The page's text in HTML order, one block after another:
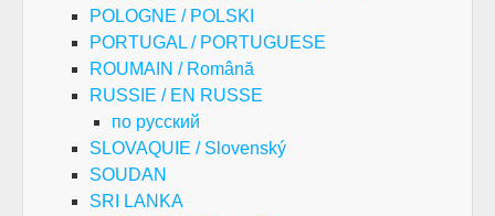
POLOGNE / POLSKI
PORTUGAL / PORTUGUESE
ROUMAIN / Română
RUSSIE / EN RUSSE
по русский
SLOVAQUIE / Slovenský
SOUDAN
SRI LANKA